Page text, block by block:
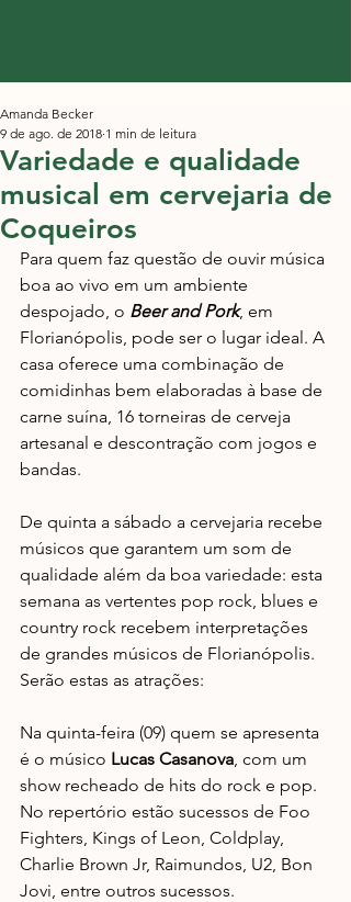
Variedade e qualidade
musical em cervejaria de
Coqueiros
Amanda Becker
9 de ago. de 2018 1 min de leitura
Para quem faz questão de ouvir música
boa ao vivo em um ambiente
despojado, o Beer and Pork, em
Florianópolis, pode ser o lugar ideal. A
casa oferece uma combinação de
comidinhas bem elaboradas à base de
carne suína, 16 torneiras de cerveja
artesanal e descontração com jogos e
bandas.
De quinta a sábado a cervejaria recebe
músicos que garantem um som de
qualidade além da boa variedade: esta
semana as vertentes pop rock, blues e
country rock recebem interpretações
de grandes músicos de Florianópolis.
Serão estas as atrações:
Na quinta-feira (09) quem se apresenta
é o músico Lucas Casanova, com um
show recheado de hits do rock e pop.
No repertório estão sucessos de Foo
Fighters, Kings of Leon, Coldplay,
Charlie Brown Jr, Raimundos, U2, Bon
Jovi, entre outros sucessos.